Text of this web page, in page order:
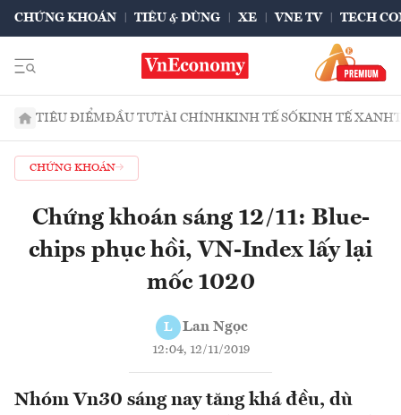
CHỨNG KHOÁN TIÊU & DÙNG XE VNE TV TECH
TIÊU ĐIỂMĐẦU TƯTÀI CHÍNHKINH TẾ SỐKINH TẾ XANH
CHỨNG KHOÁN
Chứng khoán sáng 12/11: Blue-
chips phục hồi, VN-Index lấy lại
mốc 1020
L Lan Ngọc
12:04, 12/11/2019
Nhóm Vn30 sáng nay tăng khá đều, dù